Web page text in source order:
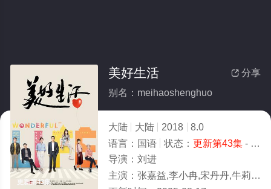
更新第43集
 分享
美好生活
别名：meihaoshenghuo
大陆 大陆 2018
8.0
语言： 国语 状态： 更新第43集- 免费在线观看
导演： 刘进
主演： 张嘉益,李小冉,宋丹丹,牛莉,李乃文,辛柏青,姜妍,程煜,陈美琪,岳以恩,梁天,买红妹,李